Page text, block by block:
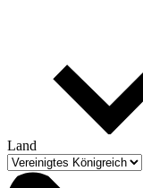
Land